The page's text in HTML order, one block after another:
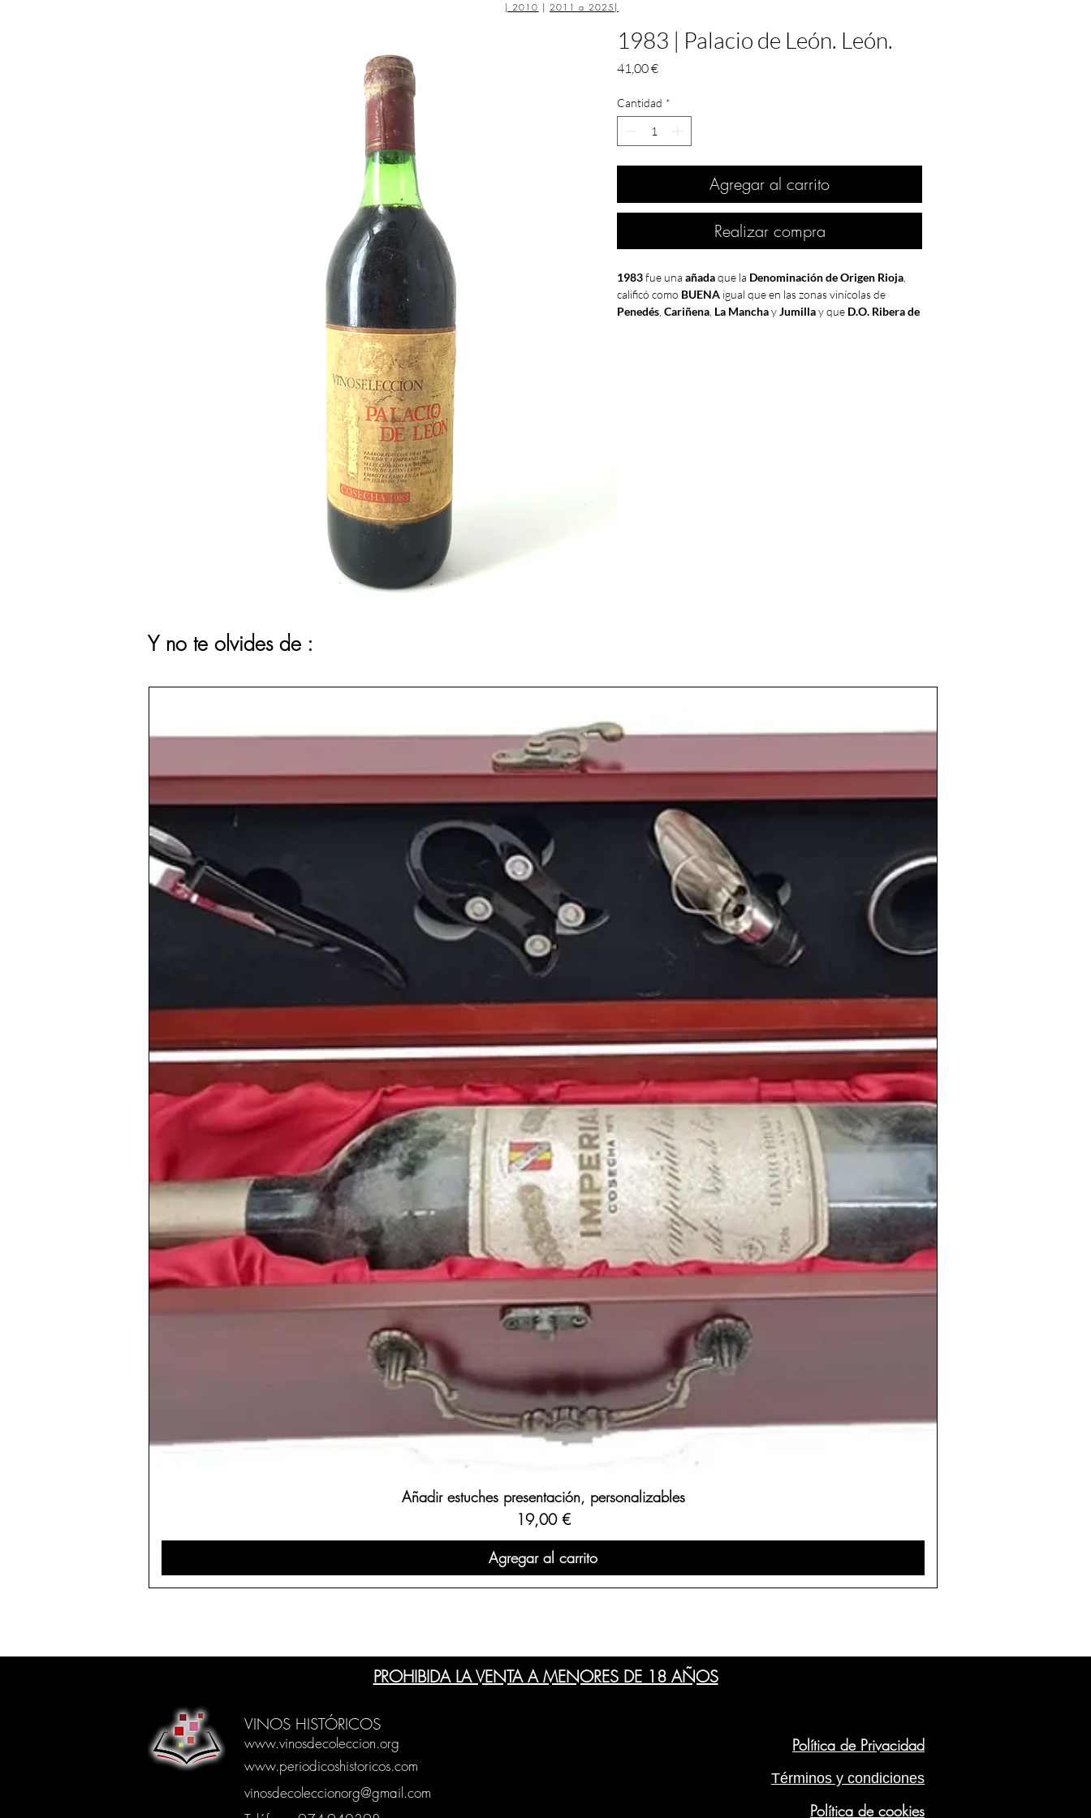
| 2010 | 2011 a 2025 |
1983 | Palacio de León. León.
41,00 €Precio
Cantidad *
Agregar al carrito
Realizar compra
1983fue una añadaque la Denominación de Origen Rioja
calificó como BUENA igual que en las zonas vinícolas de
Penedés Cariñena La ManchayJumillay que D.O. Ribera de
y 5 desaparecidos.
El 23 de febrero de este año ocurría
financiero de la democracia. La Policía procedía a la
Mateospreparaba su escape del España. Pero un año después,
Por otro lado podemos recordar uno de los
de nuestro país. El partido de fútbol celebrado el 21 de
diciembre de 1983 entre
. El partido acabó 12-
1 consiguiendo la clasificación de nuestra selección para la
año de nacimientode personas tan conocidas como
el futbolista españolDaniel Jarque , el actor australianoChris
Hemsworth
Álvaro Arbeloa
, el torero
cantante británica
, la actriz estadounidense
Puedes encontrar una amplia selección devinos de la cosecha
de1983y otrasañadas en nuestra tienda de vinosonline:
https://www.periodicoshistoricos.com/shop
Y no te olvides de :
Añadir estuches presentación, personalizables
Precio
19,00 €
Agregar al carrito
PROHIBIDA LA VENTA A MENORES DE 18 AÑOS
VINOS HISTÓRICOS
www.vinosdecoleccion.org
www.periodicoshistoricos.com
vinosdecoleccionorg@gmail.com
Política de Privacidad
Términos y condiciones
Política de cookies